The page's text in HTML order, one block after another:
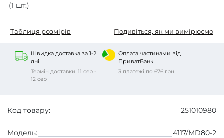
(1 шт.)
Таблиця розмірів Подивіться, як ми вимірюємо
Швидка доставка за 1-2
дні
Термін доставки: 11 сер -
12 сер
Оплата частинами від
ПриватБанк
3 платежі по 676 грн
Код товару: 251010980
Модель: 4117/MD80-2